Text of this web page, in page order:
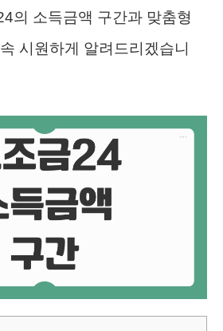
의 소득금액 구간과 맞춤형
시원하게 알려드리겠습니